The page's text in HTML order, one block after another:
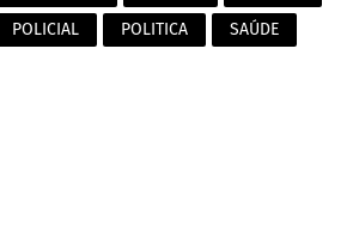
POLICIAL
POLITICA SAÚDE